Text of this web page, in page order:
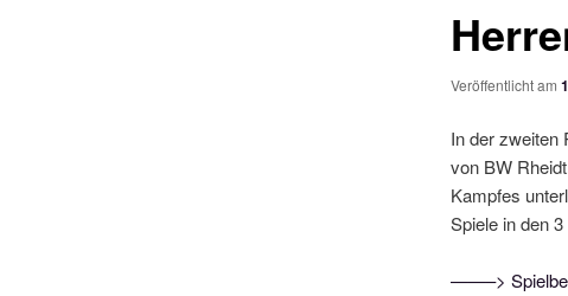
Veröffentlicht am
In der zweiten
von BW
Kampfes
Spiele in den
——–>